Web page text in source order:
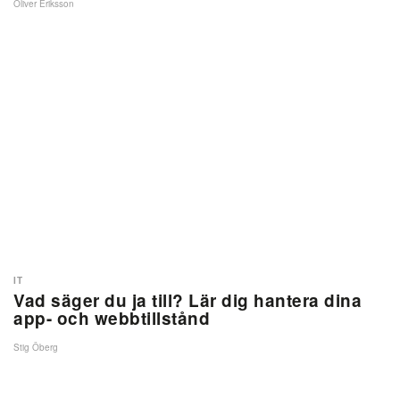
Oliver Eriksson
Vad säger du ja till? Lär dig hantera dina
app- och webbtillstånd
IT
Stig Öberg